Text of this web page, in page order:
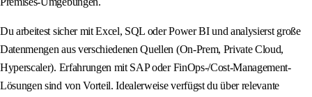
Du arbeitest sicher mit Excel, SQL oder Power BI und analysierst große
Datenmengen aus verschiedenen Quellen (On-Prem, Private Cloud,
Hyperscaler). Erfahrungen mit SAP oder FinOps-/Cost-Management-
Lösungen sind von Vorteil. Idealerweise verfügst du über relevante